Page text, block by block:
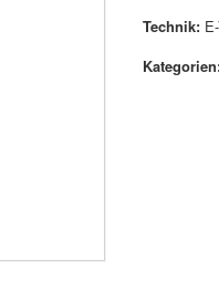
Technik: